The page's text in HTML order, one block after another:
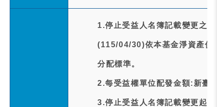
1.停止受益人名簿記載變更之
(115/04/30)依本基金淨資產價
分配標準。
2.每受益權單位配發金額:新臺
3.停止受益人名簿記載變更起